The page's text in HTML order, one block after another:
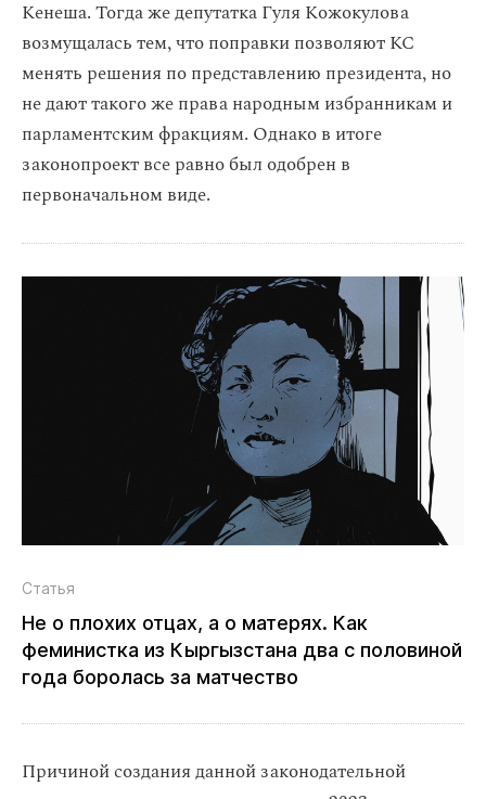
Кенеша. Тогда же депутатка Гуля Кожокулова
возмущалась тем, что поправки позволяют КС
менять решения по представлению президента, но
не дают такого же права народным избранникам и
парламентским фракциям. Однако в итоге
законопроект все равно был одобрен в
первоначальном виде.
Статья
Не о плохих отцах, а о матерях. Как
феминистка из Кыргызстана два с половиной
года боролась за матчество
Причиной создания данной законодательной